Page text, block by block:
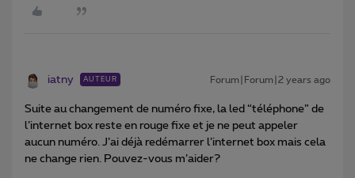
iatny AUTEUR Forum|Forum|2 years ago
Suite au changement de numéro fixe, la led “téléphone” de
l’internet box reste en rouge fixe et je ne peut appeler
aucun numéro. J’ai déjà redémarrer l’internet box mais cela
ne change rien. Pouvez-vous m’aider?